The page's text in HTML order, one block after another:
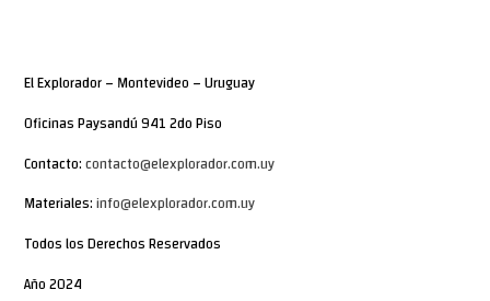
El Explorador – Montevideo – Uruguay
Oficinas Paysandú 941 2do Piso
Contacto:contacto@elexplorador.com.uy
Materiales:info@elexplorador.com.uy
Todos los Derechos Reservados
Año 2024